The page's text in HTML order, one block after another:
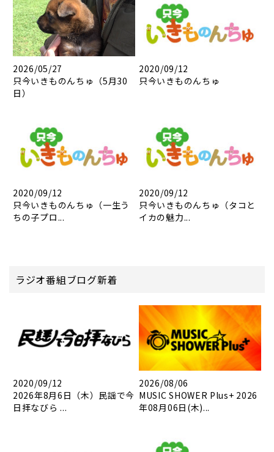
2026/05/27
只今いきものんちゅ（5月30
日）
2020/09/12
只今いきものんちゅ
2020/09/12
只今いきものんちゅ（一生う
ちの子プロ...
2020/09/12
只今いきものんちゅ（タコと
イカの魅力...
ラジオ番組ブログ新着
2020/09/12
2026年8月6日（木）民謡で今
日拝なびら ...
2026/08/06
MUSIC SHOWER Plus+ 2026
年08月06日(木)...